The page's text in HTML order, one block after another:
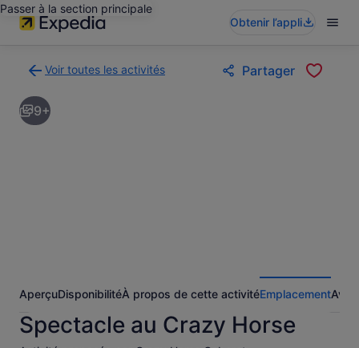
Passer à la section principale
Obtenir l’appli
Voir toutes les activités
à
la
page
Partager
9+
AperçuDisponibilitéÀ propos de cette activitéEmplacementAvis
Spectacle au Crazy Horse